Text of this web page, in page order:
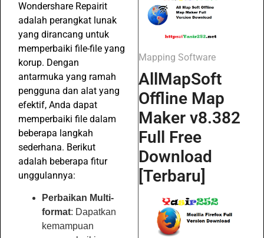
Wondershare Repairit
adalah perangkat lunak
yang dirancang untuk
memperbaiki file-file yang
korup. Dengan
antarmuka yang ramah
pengguna dan alat yang
efektif, Anda dapat
memperbaiki file dalam
beberapa langkah
sederhana. Berikut
adalah beberapa fitur
unggulannya:
Perbaikan Multi-
format: Dapatkan
kemampuan
Mapping Software
AllMapSoft
Offline Map
Maker v8.382
Full Free
Download
[Terbaru]